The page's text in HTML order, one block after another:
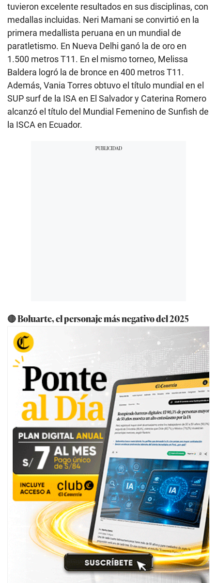
tuvieron excelente resultados en sus disciplinas, con
medallas incluidas. Neri Mamani se convirtió en la
primera medallista peruana en un mundial de
paratletismo. En Nueva Delhi ganó la de oro en
1.500 metros T11. En el mismo torneo, Melissa
Baldera logró la de bronce en 400 metros T11.
Además, Vania Torres obtuvo el título mundial en el
SUP surf de la ISA en El Salvador y Caterina Romero
alcanzó el título del Mundial Femenino de Sunfish de
la ISCA en Ecuador.
🔴 Boluarte, el personaje más negativo del 2025